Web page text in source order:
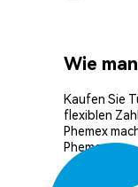
Wie
Kaufen Sie
flexiblen
Phemex
Phemex.